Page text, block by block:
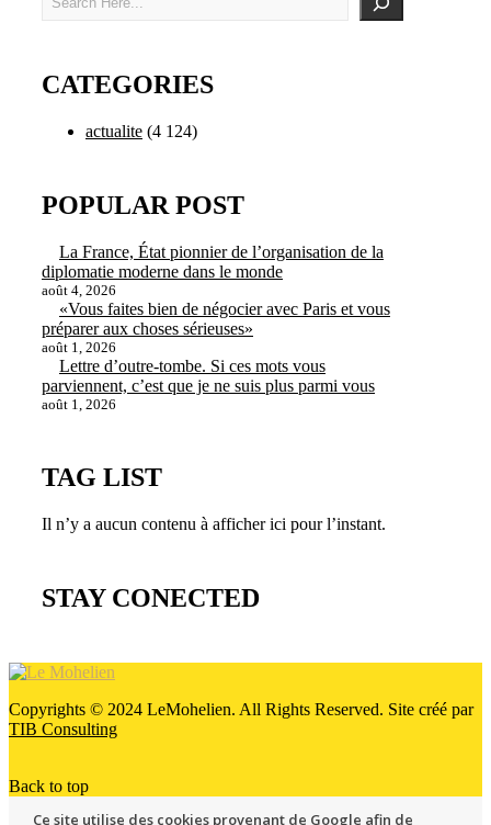
CATEGORIES
actualite (4 124)
POPULAR POST
La France, État pionnier de l’organisation de la
diplomatie moderne dans le monde
août 4, 2026
«Vous faites bien de négocier avec Paris et vous
préparer aux choses sérieuses»
août 1, 2026
Lettre d’outre-tombe. Si ces mots vous
parviennent, c’est que je ne suis plus parmi vous
août 1, 2026
TAG LIST
Il n’y a aucun contenu à afficher ici pour l’instant.
STAY CONECTED
Copyrights © 2024 LeMohelien. All Rights Reserved. Site créé par
TIB Consulting
Back to top
Ce site utilise des cookies provenant de Google afin de